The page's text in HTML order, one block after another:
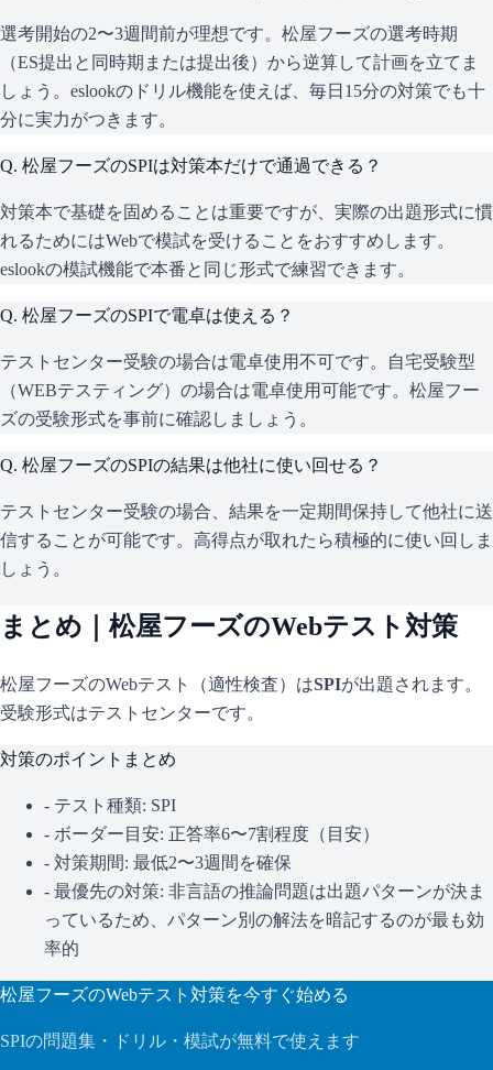
選考開始の2〜3週間前が理想です。松屋フーズの選考時期
（ES提出と同時期または提出後）から逆算して計画を立てま
しょう。eslookのドリル機能を使えば、毎日15分の対策でも十
分に実力がつきます。
Q. 松屋フーズのSPIは対策本だけで通過できる？
対策本で基礎を固めることは重要ですが、実際の出題形式に慣
れるためにはWebで模試を受けることをおすすめします。
eslookの模試機能で本番と同じ形式で練習できます。
Q. 松屋フーズのSPIで電卓は使える？
テストセンター受験の場合は電卓使用不可です。自宅受験型
（WEBテスティング）の場合は電卓使用可能です。松屋フー
ズの受験形式を事前に確認しましょう。
Q. 松屋フーズのSPIの結果は他社に使い回せる？
テストセンター受験の場合、結果を一定期間保持して他社に送
信することが可能です。高得点が取れたら積極的に使い回しま
しょう。
まとめ｜ 松屋フーズのWebテスト対策
松屋フーズのWebテスト（適性検査）はSPIが出題されます。
受験形式はテストセンターです。
対策のポイントまとめ
- テスト種類: SPI
- ボーダー目安: 正答率6〜7割程度（目安）
- 対策期間: 最低2〜3週間を確保
- 最優先の対策: 非言語の推論問題は出題パターンが決ま
っているため、パターン別の解法を暗記するのが最も効
率的
松屋フーズのWebテスト対策を今すぐ始める
SPIの問題集・ドリル・模試が無料で使えます